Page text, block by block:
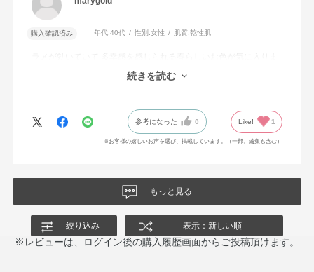
購入確認済み 年代:40代 性別:女性 肌質:乾性肌
続きを読む
参考になった 0 Like! 1
※お客様の嬉しいお声を選び、掲載しています。（一部、編集も含む）
もっと見る
絞り込み 表示：新しい順
※レビューは、ログイン後の購入履歴画面からご投稿頂けます。